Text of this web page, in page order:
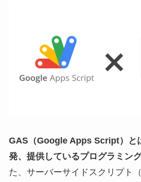
GAS（Google Apps Script）と
発、提供しているプログラミング
た、サーバーサイドスクリプト